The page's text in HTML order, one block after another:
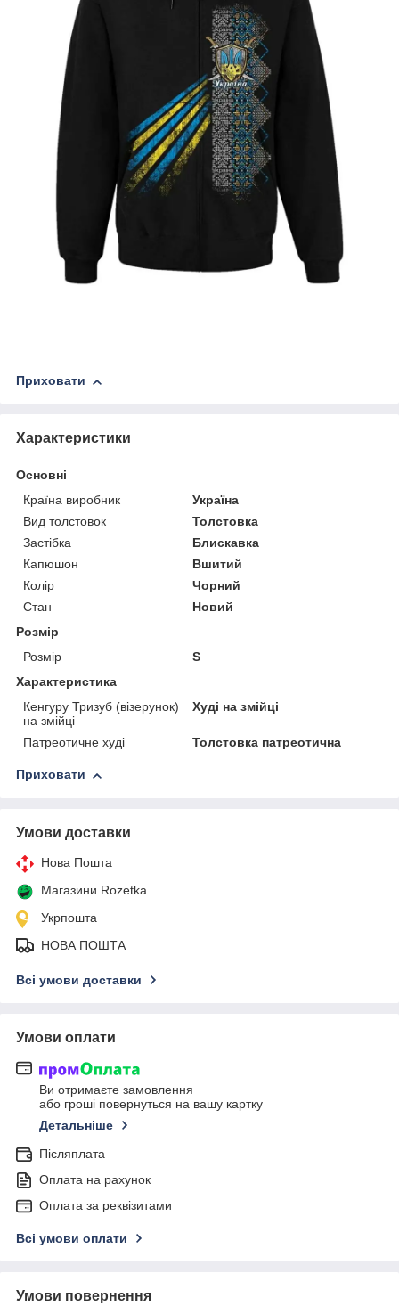
Приховати
Характеристики
Основні
Країна виробник
Україна
Вид толстовок
Толстовка
Застібка
Блискавка
Капюшон
Вшитий
Колір
Чорний
Стан
Новий
Розмір
Розмір
S
Характеристика
Кенгуру Тризуб (візерунок)
на змійці
Худі на змійці
Патреотичне худі Толстовка патреотична
Приховати
Умови доставки
Нова Пошта
Магазини Rozetka
Укрпошта
НОВА ПОШТА
Всі умови доставки
Умови оплати
Ви отримаєте замовлення
або гроші повернуться на вашу картку
Детальніше
Післяплата
Оплата на рахунок
Оплата за реквізитами
Всі умови оплати
Умови повернення